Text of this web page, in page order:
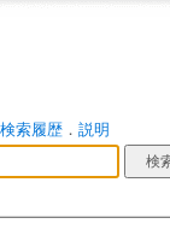
検索履歴． 説明